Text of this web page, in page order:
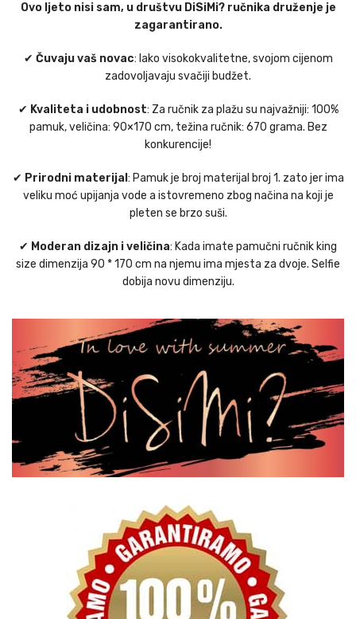
Ovo ljeto nisi sam, u društvu DiSiMi? ručnika druženje je
zagarantirano.
✔ Čuvaju vaš novac: Iako visokokvalitetne, svojom cijenom
zadovoljavaju svačiji budžet.
✔ Kvaliteta i udobnost: Za ručnik za plažu su najvažniji: 100%
pamuk, veličina: 90×170 cm, težina ručnik: 670 grama. Bez
konkurencije!
✔ Prirodni materijal : Pamuk je broj materijal broj 1. zato jer ima
veliku moć upijanja vode a istovremeno zbog načina na koji je
pleten se brzo suši.
✔ Moderan dizajn i veličina: Kada imate pamučni ručnik king
size dimenzija 90 * 170 cm na njemu ima mjesta za dvoje. Selfie
dobija novu dimenziju.